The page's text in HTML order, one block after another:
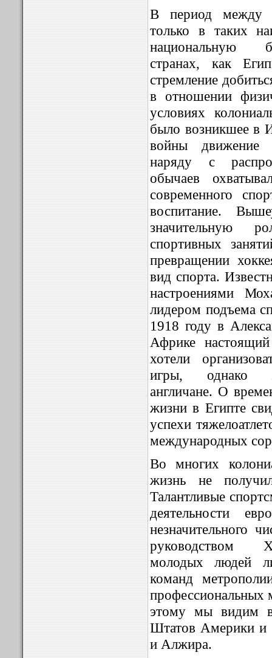
В период между
только в таких
национальную
странах, как
стремление
в отношении
условиях
было возникшее в
войны движение
наряду с
обычаев
современного
воспитание.
значительную
спортивных
превращении
вид спорта.
настроениями
лидером подъема
1918 году в
Африке
хотели
игры, однако
англичане. О
жизни в Египте
успехи
международных
Во многих
жизнь не
Талантливые
деятельности
незначительного
руководством
молодых людей
команд
профессиональных
этому мы видим
Штатов Америки и
и Алжира.